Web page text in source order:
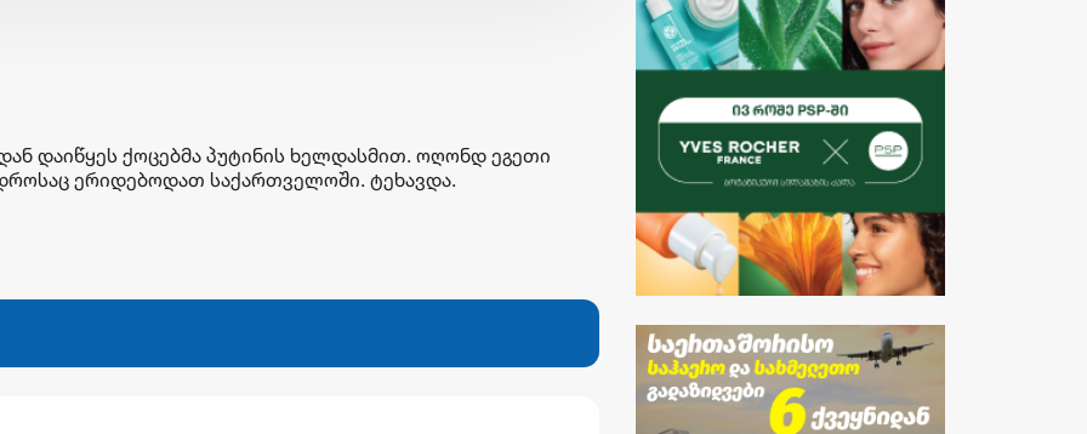
დაიწყეს ქოცებმა პუტინის ხელდასმით. ოღონდ ეგეთი
ერიდებოდათ საქართველოში. ტეხავდა.